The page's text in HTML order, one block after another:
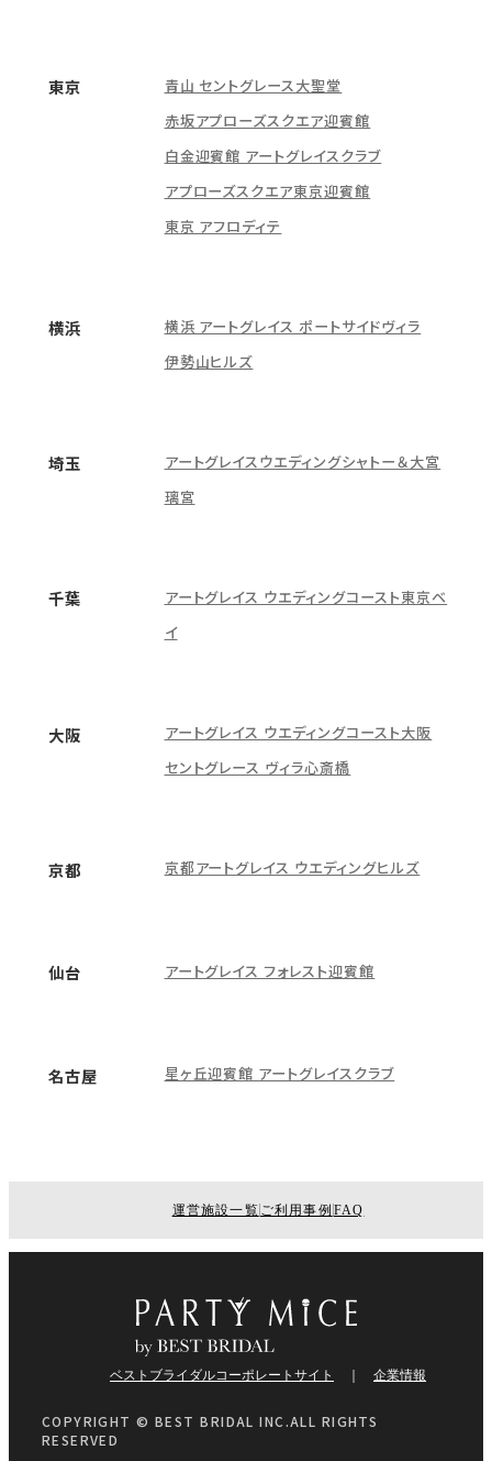
東京
青山 セントグレース大聖堂
赤坂アプローズスクエア迎賓館
白金迎賓館 アートグレイスクラブ
アプローズスクエア東京迎賓館
東京 アフロディテ
横浜
横浜 アートグレイス ポートサイドヴィラ
伊勢山ヒルズ
埼玉
アートグレイスウエディングシャトー＆大宮
璃宮
千葉
アートグレイス ウエディングコースト東京ベ
イ
大阪
アートグレイス ウエディングコースト大阪
セントグレース ヴィラ心斎橋
京都 京都アートグレイス ウエディングヒルズ
仙台 アートグレイス フォレスト迎賓館
名古屋 星ヶ丘迎賓館 アートグレイスクラブ
運営施設一覧 ご利用事例 FAQ
ベストブライダルコーポレートサイト 企業情報
COPYRIGHT © BEST BRIDAL INC.ALL RIGHTS
RESERVED